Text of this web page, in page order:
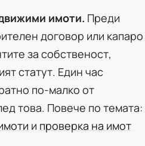
имоти. Преди
договор или капаро
за собственост,
статут. Един час
по-малко от
това. Повече по темата:
и проверка на имот